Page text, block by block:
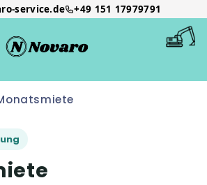
service.de +49 151 17979791